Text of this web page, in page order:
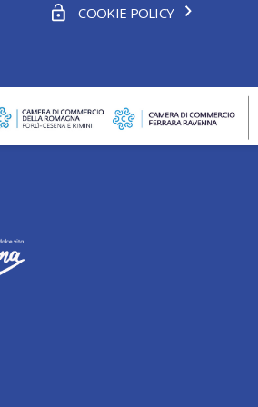
COOKIE POLICY